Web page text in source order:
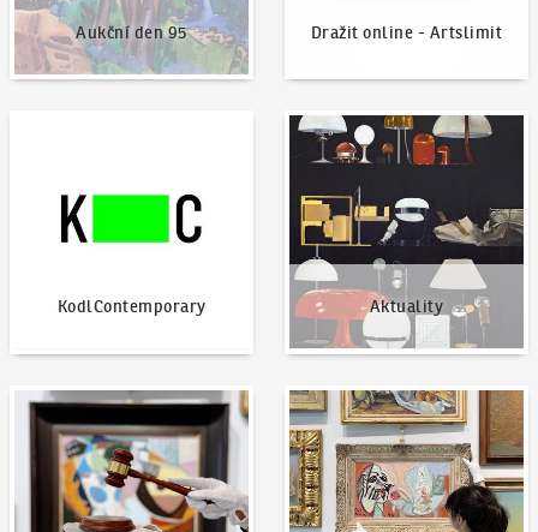
Aukční den 95 Dražit online - Artslimit
KodlContemporary Aktuality
Aktuality
Jak dražit? Nabídnout dílo